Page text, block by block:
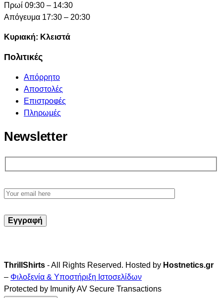
Πρωί 09:30 – 14:30
Απόγευμα 17:30 – 20:30
Κυριακή: Κλειστά
Πολιτικές
Απόρρητο
Αποστολές
Επιστροφές
Πληρωμές
Newsletter
ThrillShirts - All Rights Reserved. Hosted by Hostnetics.gr
– Φιλοξενία & Υποστήριξη Ιστοσελίδων
Protected by Imunify AV Secure Transactions